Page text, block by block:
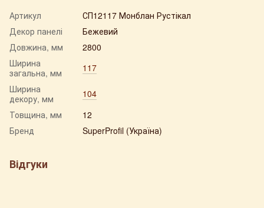
Артикул
СП12117 Монблан Рустікал
Декор панелі
Бежевий
Довжина, мм
2800
Ширина
загальна, мм
117
Ширина
декору, мм
104
Товщина, мм
12
Бренд
SuperProfil (Україна)
Відгуки